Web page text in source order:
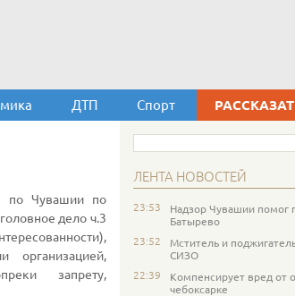
ДТП Спорт
по Чувашии по
дело ч.3
запрету,
ЛЕНТА НОВОСТЕЙ
23:53
Надзор Чувашии помог
Батырево
23:52
Мститель и
СИЗО
22:39
Компенсирует вред от
чебоксарке